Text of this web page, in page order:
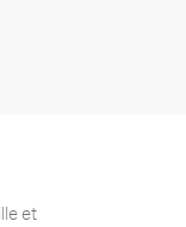
et